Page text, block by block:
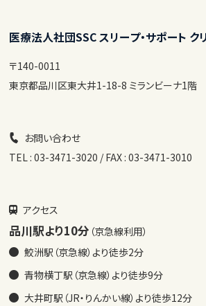
医療法人社団SSC スリープ・サポート ク
〒140-0011
東京都品川区東大井1-18-8 ミランビーナ1階
お問い合わせ
TEL : 03-3471-3020 / FAX : 03-3471-3010
アクセス
品川駅より10分 （京急線利用）
鮫洲駅（京急線）より徒歩2分
青物横丁駅（京急線）より徒歩9分
大井町駅（JR・りんかい線）より徒歩12分